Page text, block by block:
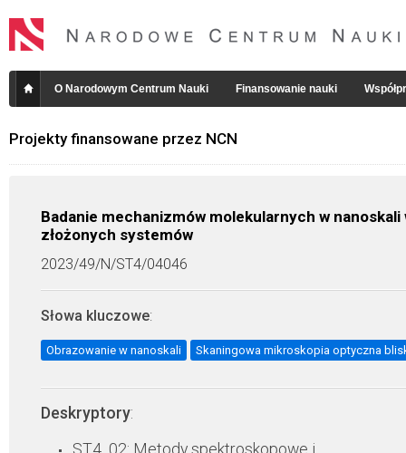
O Narodowym Centrum Nauki Finansowanie nauki
Projekty finansowane przez NCN
Badanie mechanizmów molekularnych w
złożonych systemów
2023/49/N/ST4/04046
Słowa kluczowe:
Obrazowanie w nanoskali Skaningowa mikroskopia optyczna
Deskryptory:
ST4_02: Metody spektroskopowe i